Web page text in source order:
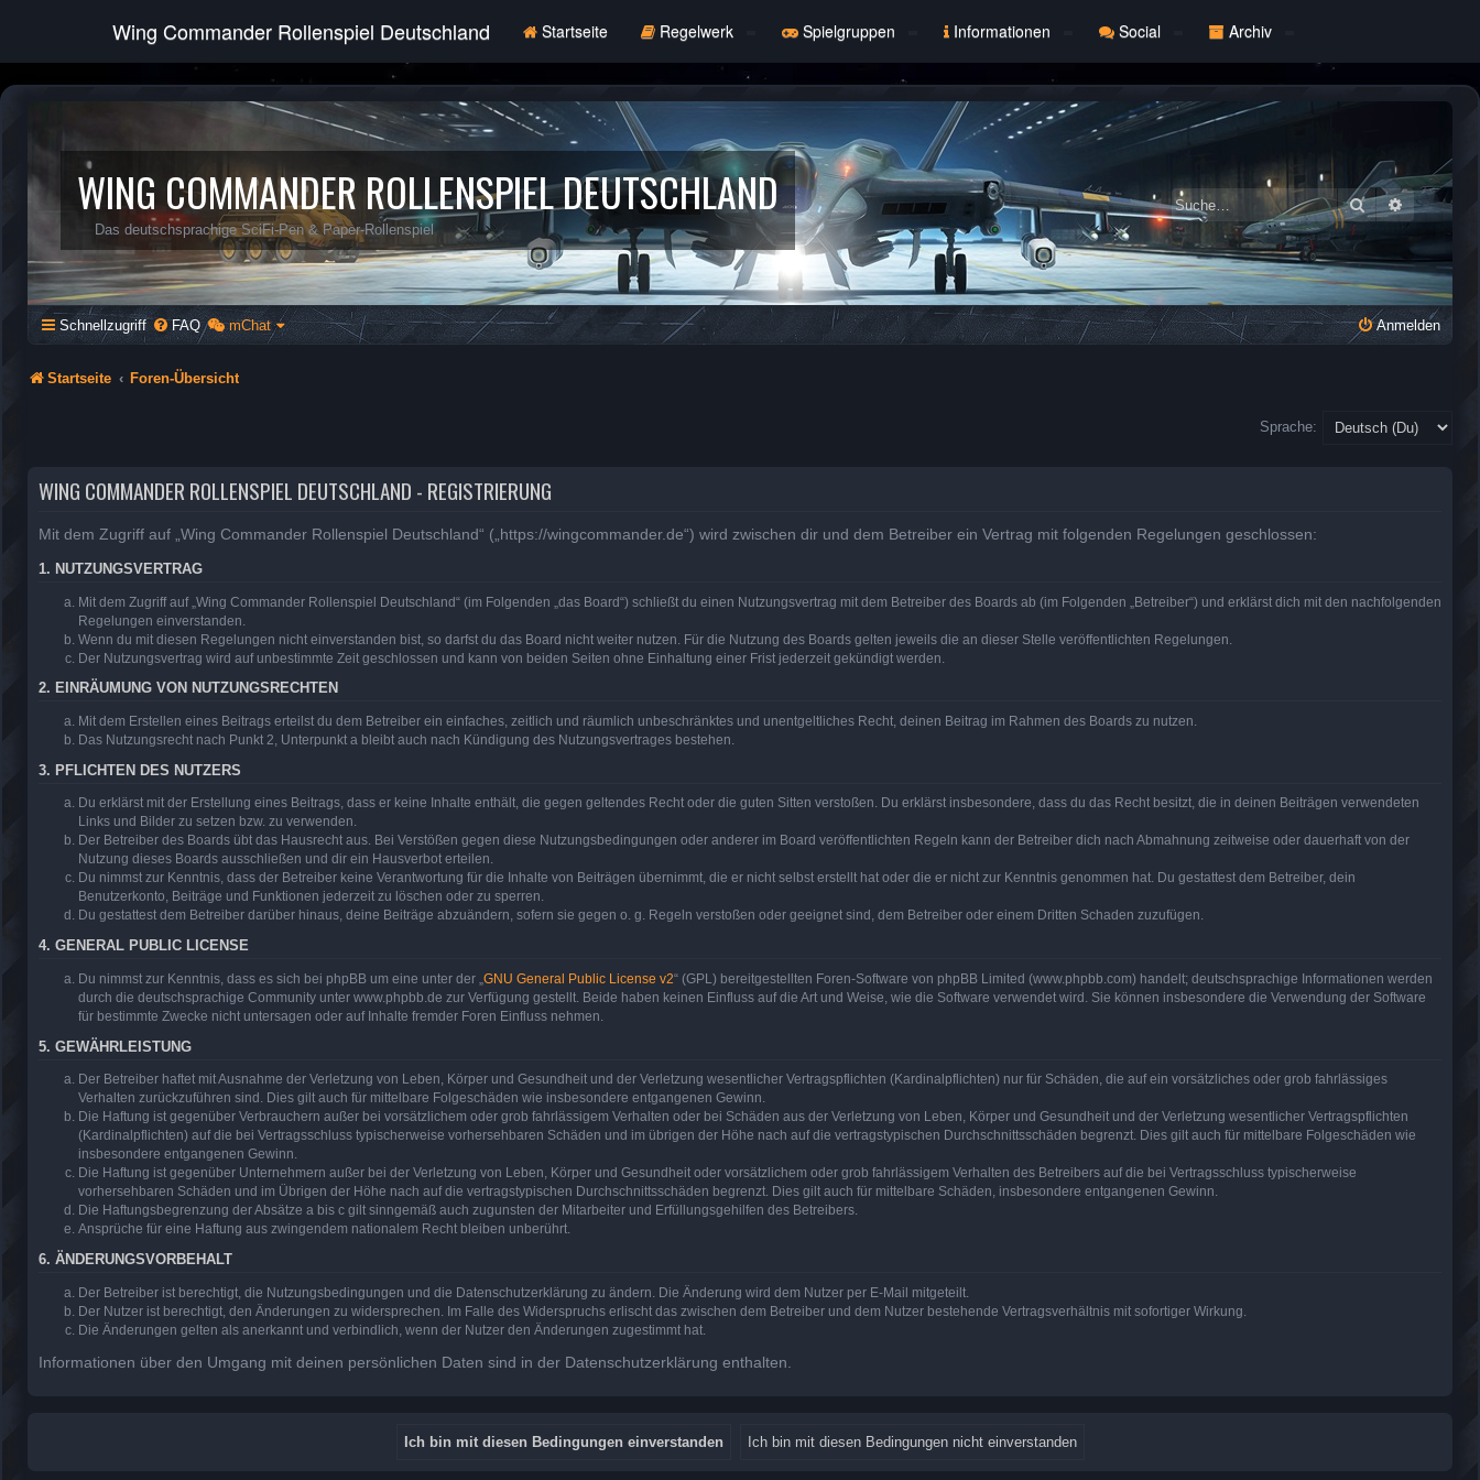
Wing Commander Rollenspiel Deutschland Startseite Regelwerk Spielgruppen Informationen Social Archiv
WING COMMANDER ROLLENSPIEL DEUTSCHLAND
Das deutschsprachige SciFi-Pen & Paper-Rollenspiel
Suche Erweiterte
Schnellzugriff FAQ mChat Anmelden
Startseite Foren-Übersicht
Sprache:
WING COMMANDER ROLLENSPIEL DEUTSCHLAND - REGISTRIERUNG
Mit dem Zugriff auf „Wing Commander Rollenspiel Deutschland“ („https://wingcommander.de“) wird zwischen dir und dem Betreiber ein Vertrag mit folgenden Regelungen geschlossen:
1. NUTZUNGSVERTRAG
Mit dem Zugriff auf „Wing Commander Rollenspiel Deutschland“ (im Folgenden „das Board“) schließt du einen Nutzungsvertrag mit dem Betreiber des Boards ab (im Folgenden „Betreiber“) und erklärst dich mit den nachfolgenden
Regelungen einverstanden.
Wenn du mit diesen Regelungen nicht einverstanden bist, so darfst du das Board nicht weiter nutzen. Für die Nutzung des Boards gelten jeweils die an dieser Stelle veröffentlichten Regelungen.
Der Nutzungsvertrag wird auf unbestimmte Zeit geschlossen und kann von beiden Seiten ohne Einhaltung einer Frist jederzeit gekündigt werden.
2. EINRÄUMUNG VON NUTZUNGSRECHTEN
Mit dem Erstellen eines Beitrags erteilst du dem Betreiber ein einfaches, zeitlich und räumlich unbeschränktes und unentgeltliches Recht, deinen Beitrag im Rahmen des Boards zu nutzen.
Das Nutzungsrecht nach Punkt 2, Unterpunkt a bleibt auch nach Kündigung des Nutzungsvertrages bestehen.
3. PFLICHTEN DES NUTZERS
Du erklärst mit der Erstellung eines Beitrags, dass er keine Inhalte enthält, die gegen geltendes Recht oder die guten Sitten verstoßen. Du erklärst insbesondere, dass du das Recht besitzt, die in deinen Beiträgen verwendeten
Links und Bilder zu setzen bzw. zu verwenden.
Der Betreiber des Boards übt das Hausrecht aus. Bei Verstößen gegen diese Nutzungsbedingungen oder anderer im Board veröffentlichten Regeln kann der Betreiber dich nach Abmahnung zeitweise oder dauerhaft von der
Nutzung dieses Boards ausschließen und dir ein Hausverbot erteilen.
Du nimmst zur Kenntnis, dass der Betreiber keine Verantwortung für die Inhalte von Beiträgen übernimmt, die er nicht selbst erstellt hat oder die er nicht zur Kenntnis genommen hat. Du gestattest dem Betreiber, dein
Benutzerkonto, Beiträge und Funktionen jederzeit zu löschen oder zu sperren.
Du gestattest dem Betreiber darüber hinaus, deine Beiträge abzuändern, sofern sie gegen o. g. Regeln verstoßen oder geeignet sind, dem Betreiber oder einem Dritten Schaden zuzufügen.
4. GENERAL PUBLIC LICENSE
Du nimmst zur Kenntnis, dass es sich bei phpBB um eine unter der „ GNU General Public License v2“ (GPL) bereitgestellten Foren-Software von phpBB Limited (www.phpbb.com) handelt; deutschsprachige Informationen werden
durch die deutschsprachige Community unter www.phpbb.de zur Verfügung gestellt. Beide haben keinen Einfluss auf die Art und Weise, wie die Software verwendet wird. Sie können insbesondere die Verwendung der Software
für bestimmte Zwecke nicht untersagen oder auf Inhalte fremder Foren Einfluss nehmen.
5. GEWÄHRLEISTUNG
Der Betreiber haftet mit Ausnahme der Verletzung von Leben, Körper und Gesundheit und der Verletzung wesentlicher Vertragspflichten (Kardinalpflichten) nur für Schäden, die auf ein vorsätzliches oder grob fahrlässiges
Verhalten zurückzuführen sind. Dies gilt auch für mittelbare Folgeschäden wie insbesondere entgangenen Gewinn.
Die Haftung ist gegenüber Verbrauchern außer bei vorsätzlichem oder grob fahrlässigem Verhalten oder bei Schäden aus der Verletzung von Leben, Körper und Gesundheit und der Verletzung wesentlicher Vertragspflichten
(Kardinalpflichten) auf die bei Vertragsschluss typischerweise vorhersehbaren Schäden und im übrigen der Höhe nach auf die vertragstypischen Durchschnittsschäden begrenzt. Dies gilt auch für mittelbare Folgeschäden wie
insbesondere entgangenen Gewinn.
Die Haftung ist gegenüber Unternehmern außer bei der Verletzung von Leben, Körper und Gesundheit oder vorsätzlichem oder grob fahrlässigem Verhalten des Betreibers auf die bei Vertragsschluss typischerweise
vorhersehbaren Schäden und im Übrigen der Höhe nach auf die vertragstypischen Durchschnittsschäden begrenzt. Dies gilt auch für mittelbare Schäden, insbesondere entgangenen Gewinn.
Die Haftungsbegrenzung der Absätze a bis c gilt sinngemäß auch zugunsten der Mitarbeiter und Erfüllungsgehilfen des Betreibers.
Ansprüche für eine Haftung aus zwingendem nationalem Recht bleiben unberührt.
6. ÄNDERUNGSVORBEHALT
Der Betreiber ist berechtigt, die Nutzungsbedingungen und die Datenschutzerklärung zu ändern. Die Änderung wird dem Nutzer per E-Mail mitgeteilt.
Der Nutzer ist berechtigt, den Änderungen zu widersprechen. Im Falle des Widerspruchs erlischt das zwischen dem Betreiber und dem Nutzer bestehende Vertragsverhältnis mit sofortiger Wirkung.
Die Änderungen gelten als anerkannt und verbindlich, wenn der Nutzer den Änderungen zugestimmt hat.
Informationen über den Umgang mit deinen persönlichen Daten sind in der Datenschutzerklärung enthalten.